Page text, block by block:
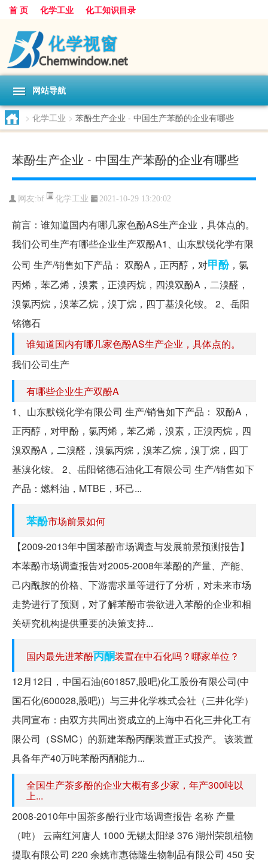
首 页 化学工业 化工知识目录
网站导航
> 化学工业 > 苯酚生产企业 - 中国生产苯酚的企业有哪些
苯酚生产企业 - 中国生产苯酚的企业有哪些
网友:bf 化学工业 2021-10-29 13:20:02
前言：谁知道国内有哪几家色酚AS生产企业，具体点的。
我们公司生产有哪些企业生产双酚A1、山东默锐化学有限
公司 生产/销售如下产品： 双酚A，正丙醇，对甲酚，氯
丙烯，苯乙烯，溴素，正溴丙烷，四溴双酚A，二溴醛，
溴氯丙烷，溴苯乙烷，溴丁烷，四丁基溴化铵。 2、岳阳
铭德石
谁知道国内有哪几家色酚AS生产企业，具体点的。
我们公司生产
有哪些企业生产双酚A
1、山东默锐化学有限公司 生产/销售如下产品： 双酚A，
正丙醇，对甲酚，氯丙烯，苯乙烯，溴素，正溴丙烷，四
溴双酚A，二溴醛，溴氯丙烷，溴苯乙烷，溴丁烷，四丁
基溴化铵。 2、岳阳铭德石油化工有限公司 生产/销售如下
产品：燃料油，MTBE，环己...
苯酚市场前景如何
【2009-2013年中国苯酚市场调查与发展前景预测报告】
本苯酚市场调查报告对2005-2008年苯酚的产量、产能、
己内酰胺的价格、下游需求量等进行了分析，对未来市场
走势进行了预测，对了解苯酚市尝欲进入苯酚的企业和相
关研究机构提供重要的决策支持...
国内最先进苯酚丙酮装置在中石化吗？哪家单位？
12月12日，中国石油(601857,股吧)化工股份有限公司(中
国石化(600028,股吧)）与三井化学株式会社（三井化学）
共同宣布：由双方共同出资成立的上海中石化三井化工有
限公司（SSMC）的新建苯酚丙酮装置正式投产。 该装置
具备年产40万吨苯酚丙酮能力...
全国生产茶多酚的企业大概有多少家，年产300吨以
上...
2008-2010年中国茶多酚行业市场调查报告 名称 产量
（吨） 云南红河唐人 1000 无锡太阳绿 376 湖州荣凯植物
提取有限公司 220 余姚市惠德隆生物制品有限公司 450 安